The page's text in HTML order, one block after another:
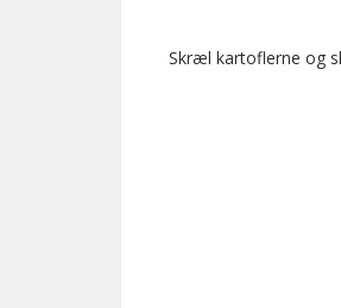
Skræl kartoflerne og